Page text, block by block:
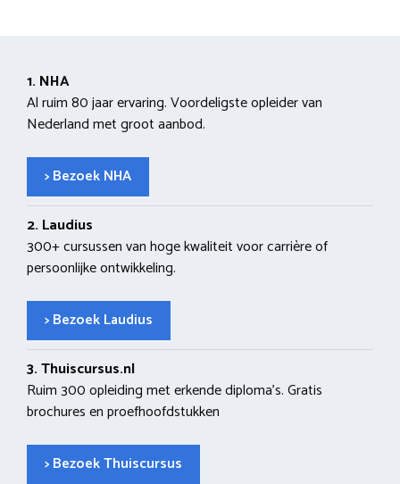
1. NHA
Al ruim 80 jaar ervaring. Voordeligste opleider van
Nederland met groot aanbod.
> Bezoek NHA
2. Laudius
300+ cursussen van hoge kwaliteit voor carrière of
persoonlijke ontwikkeling.
> Bezoek Laudius
3. Thuiscursus.nl
Ruim 300 opleiding met erkende diploma’s. Gratis
brochures en proefhoofdstukken
> Bezoek Thuiscursus